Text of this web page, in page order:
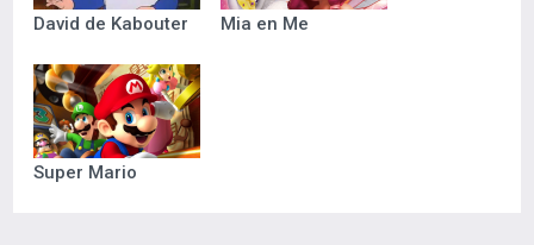
David de Kabouter Mia en Me
Super Mario